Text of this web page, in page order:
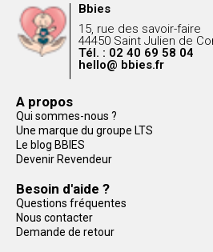
Bbies
15, rue des savoir-faire
44450 Saint Julien de
Tél. : 02 40 69 58 04
hello@ bbies.fr
A propos
Qui sommes-nous ?
Une marque du groupe LTS
Le blog BBIES
Devenir Revendeur
Besoin d'aide ?
Questions fréquentes
Nous contacter
Demande de retour